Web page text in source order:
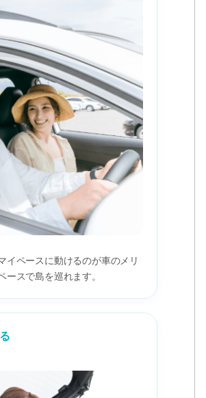
イペースに動けるのが車のメリ
ースで島を巡れます。